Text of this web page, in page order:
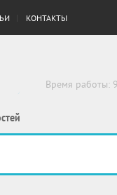
КОНТАКТЫ
Время работы: